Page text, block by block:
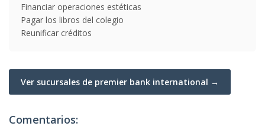
Financiar operaciones estéticas
Pagar los libros del colegio
Reunificar créditos
Ver sucursales de premier bank international →
Comentarios: